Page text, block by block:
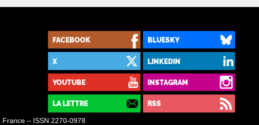
FACEBOOK BLUESKY
X LINKEDIN
YOUTUBE INSTAGRAM
LA LETTRE RSS
– ISSN 2270-0978